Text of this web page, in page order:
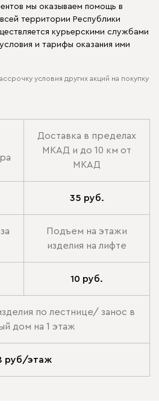
мы оказываем помощь в
территории Республики
курьерскими службами
и тарифы оказания ими
условия других акций на покупку
Доставка в пределах
МКАД и до 10 км от
МКАД
35 руб.
Подъем на этажи
изделия на лифте
10 руб.
по лестнице/ занос в
дом на 1 этаж
руб/этаж